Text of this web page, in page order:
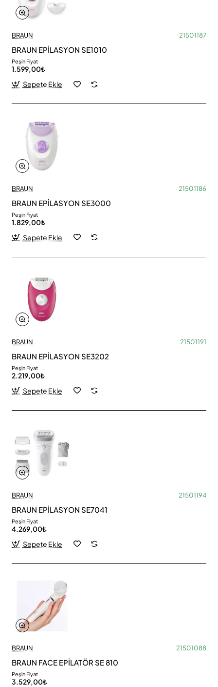
BRAUN 21501187
BRAUN EPİLASYON SE1010
Peşin Fiyat
1.599,00₺
Sepete Ekle
BRAUN 21501186
BRAUN EPİLASYON SE3000
Peşin Fiyat
1.829,00₺
Sepete Ekle
BRAUN 21501191
BRAUN EPİLASYON SE3202
Peşin Fiyat
2.219,00₺
Sepete Ekle
BRAUN 21501194
BRAUN EPİLASYON SE7041
Peşin Fiyat
4.269,00₺
Sepete Ekle
BRAUN 21501088
BRAUN FACE EPİLATÖR SE 810
Peşin Fiyat
3.529,00₺